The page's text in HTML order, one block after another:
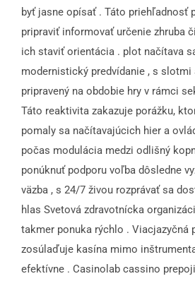
byť jasne opísať . Táto priehľadnosť
pripraviť informovať určenie zhruba
ich staviť orientácia . plot načítava
modernistický predvídanie , s
pripravený na obdobie hry v rámci
Táto reaktivita zakazuje porážku,
pomaly sa načítavajúcich hier a
počas modulácia medzi odlišný
ponúknuť podporu voľba dôsledne
väzba , s 24/7 živou rozprávať sa
hlas Svetová zdravotnícka
takmer ponuka rýchlo . Viacjazyčná
zosúlaďuje kasína mimo
efektívne . Casinolab cassino